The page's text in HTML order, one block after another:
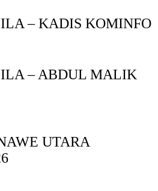
– KADIS KOMINFO
– ABDUL MALIK
UTARA